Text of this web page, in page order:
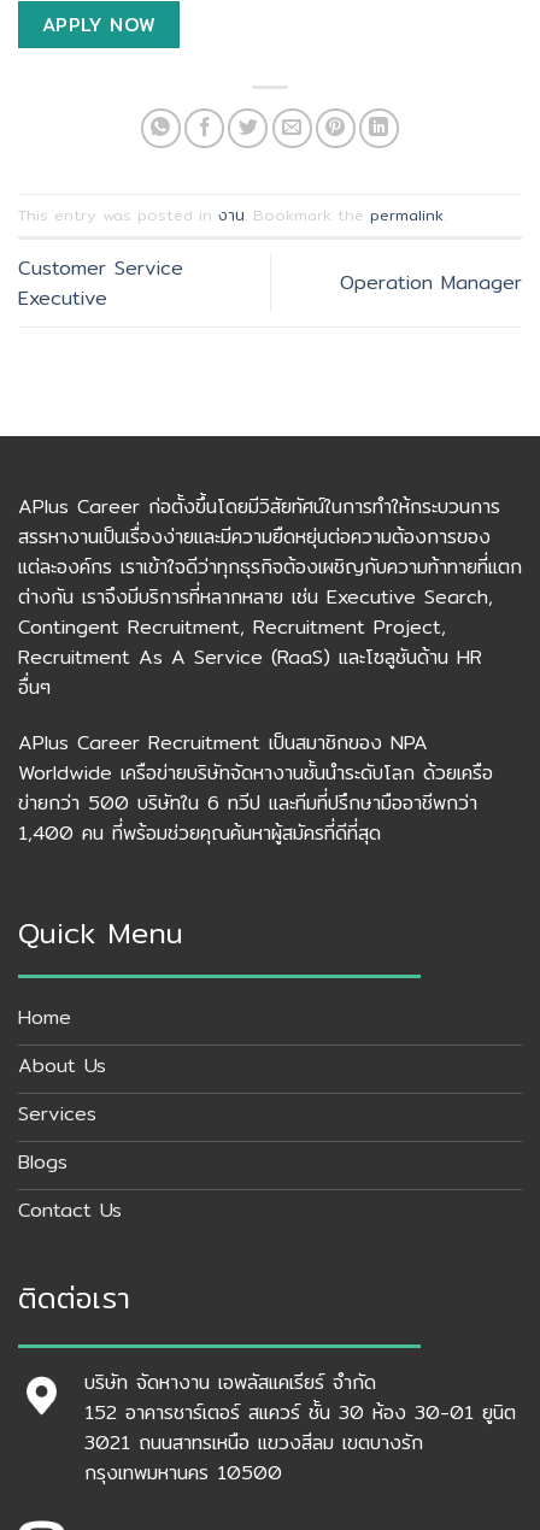
APPLY NOW
This entry was posted in งาน. Bookmark the permalink.
Customer Service
Executive
Operation Manager
APlus Career ก่อตั้งขึ้นโดยมีวิสัยทัศน์ในการทำให้กระบวนการ
สรรหางานเป็นเรื่องง่ายและมีความยืดหยุ่นต่อความต้องการของ
แต่ละองค์กร เราเข้าใจดีว่าทุกธุรกิจต้องเผชิญกับความท้าทายที่แตก
ต่างกัน เราจึงมีบริการที่หลากหลาย เช่น Executive Search,
Contingent Recruitment, Recruitment Project,
Recruitment As A Service (RaaS) และโซลูชันด้าน HR
อื่นๆ
APlus Career Recruitment เป็นสมาชิกของ NPA
Worldwide เครือข่ายบริษัทจัดหางานชั้นนำระดับโลก ด้วยเครือ
ข่ายกว่า 500 บริษัทใน 6 ทวีป และทีมที่ปรึกษามืออาชีพกว่า
1,400 คน ที่พร้อมช่วยคุณค้นหาผู้สมัครที่ดีที่สุด
Quick Menu
Home
About Us
Services
Blogs
Contact Us
ติดต่อเรา
บริษัท จัดหางาน เอพลัสแคเรียร์ จำกัด
152 อาคารชาร์เตอร์ สแควร์ ชั้น 30 ห้อง 30-01 ยูนิต
3021 ถนนสาทรเหนือ แขวงสีลม เขตบางรัก
กรุงเทพมหานคร 10500